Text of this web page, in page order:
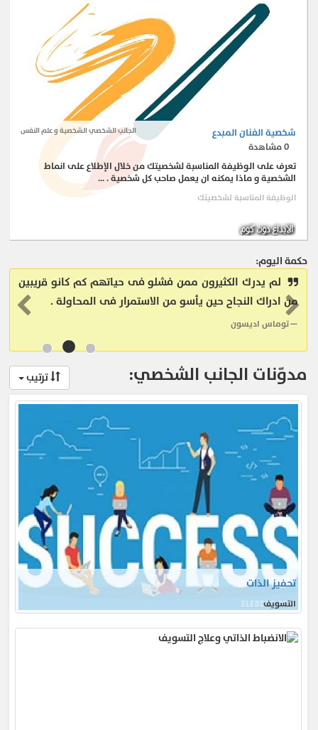
شخصية الفنان المبدع الجانب الشخصي الشخصية و علم النفس
0مشاهدة
تعرف على الوظيفة المناسبة لشخصيتك من خلال الإطلاع على انماط
الشخصية و ماذا يمكنه ان يعمل صاحب كل شخصية . ...
الوظيفة المناسبة لشخصيتك
حكمة اليوم:
لم يدرك الكثيرون ممن فشلو فى حياتهم كم كانو قريبين
من ادراك النجاح حين يأسو من الاستمرار فى المحاولة .
توماس اديسون
مدوّنات الجانب الشخصي:
تحفيز الذات
التسويف